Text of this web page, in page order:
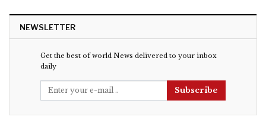
NEWSLETTER
Get the best of world News delivered to your inbox
daily
Subscribe